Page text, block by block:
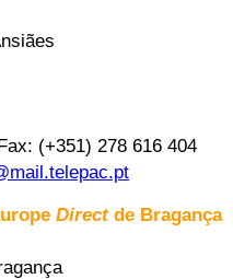
(+351) 278 616 404
Directde Bragança